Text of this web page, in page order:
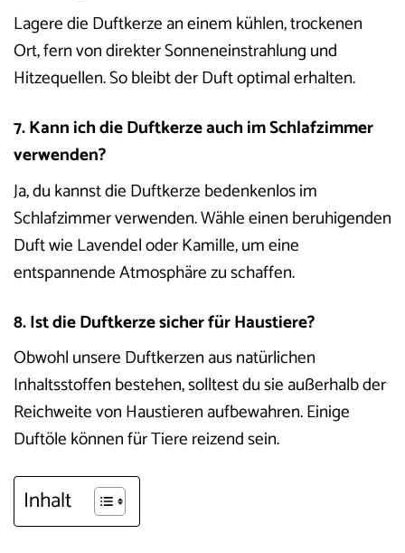
Lagere die Duftkerze an einem kühlen, trockenen
Ort, fern von direkter Sonneneinstrahlung und
Hitzequellen. So bleibt der Duft optimal erhalten.
7. Kann ich die Duftkerze auch im Schlafzimmer
verwenden?
Ja, du kannst die Duftkerze bedenkenlos im
Schlafzimmer verwenden. Wähle einen beruhigenden
Duft wie Lavendel oder Kamille, um eine
entspannende Atmosphäre zu schaffen.
8. Ist die Duftkerze sicher für Haustiere?
Obwohl unsere Duftkerzen aus natürlichen
Inhaltsstoffen bestehen, solltest du sie außerhalb der
Reichweite von Haustieren aufbewahren. Einige
Duftöle können für Tiere reizend sein.
Inhalt